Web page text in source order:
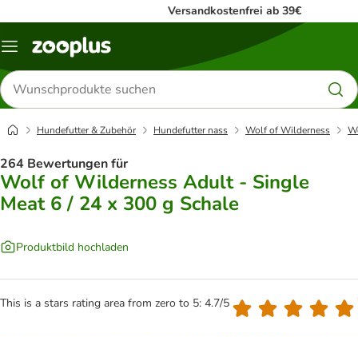
Versandkostenfrei ab 39€
Menü
Produkte
suchen
Hundefutter & Zubehör Hundefutter nass Wolf of Wilderness
264 Bewertungen für
Wolf of Wilderness Adult - Single
Meat 6 / 24 x 300 g Schale
Produktbild hochladen
This is a stars rating area from zero to 5: 4.7/5